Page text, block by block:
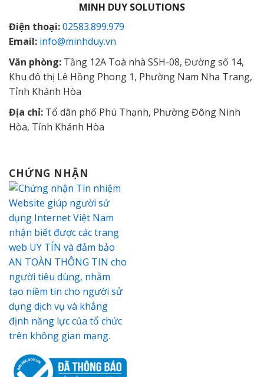
MINH DUY SOLUTIONS
Điện thoại:02583.899.979
Email: info@minhduy.vn
Văn phòng: Tầng 12A Toà nhà SSH-08, Đường số 14,
Khu đô thị Lê Hồng Phong 1, Phường Nam Nha Trang,
Tỉnh Khánh Hòa
Địa chỉ: Tổ dân phố Phú Thạnh, Phường Đông Ninh
Hòa, Tỉnh Khánh Hòa
CHỨNG NHẬN